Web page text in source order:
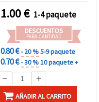
1.00€ 1-4 paquete
DESCUENTOS
PARA CANTIDAD
0.80 €- 20 %5-9 paquete
0.70 €- 30 %10 paquete +
AÑADIR AL CARRITO